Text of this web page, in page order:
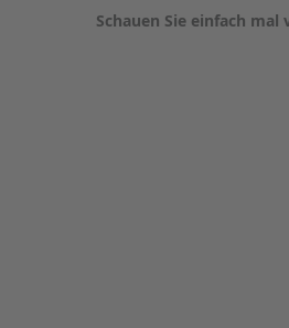
Schauen Sie einfach